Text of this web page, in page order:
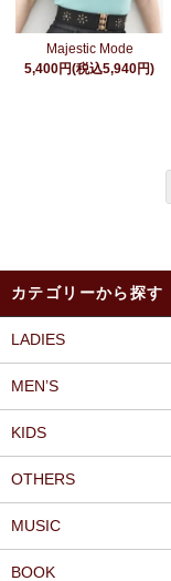
Majestic Mode
5,400円(税込5,940円)
カテゴリーから探す
LADIES
MEN’S
KIDS
OTHERS
MUSIC
BOOK